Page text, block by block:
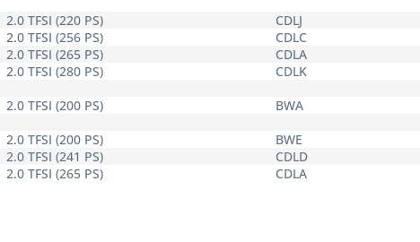
2.0 TFSI (220 PS)
CDLJ
2.0 TFSI (256 PS)
CDLC
2.0 TFSI (265 PS)
CDLA
2.0 TFSI (280 PS)
CDLK
2.0 TFSI (200 PS)
BWA
2.0 TFSI (200 PS)
BWE
2.0 TFSI (241 PS)
CDLD
2.0 TFSI (265 PS)
CDLA